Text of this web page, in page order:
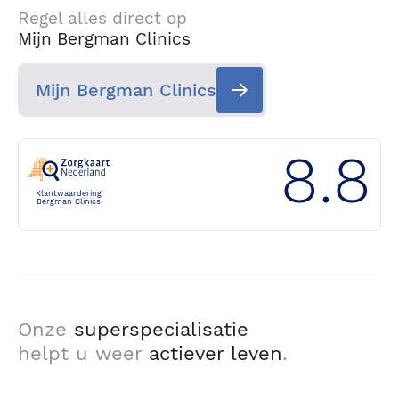
Regel alles direct op
Mijn Bergman Clinics
Mijn Bergman Clinics
Klantwaardering
Bergman Clinics
8.8
Onze superspecialisatie
helpt u weer actiever leven.